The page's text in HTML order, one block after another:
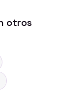
otros